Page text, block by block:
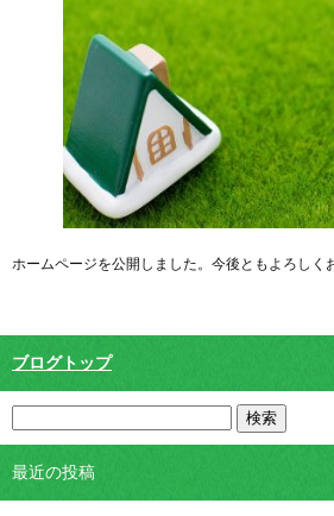
ホームページを公開しました。今後ともよろしく
ブログトップ
最近の投稿